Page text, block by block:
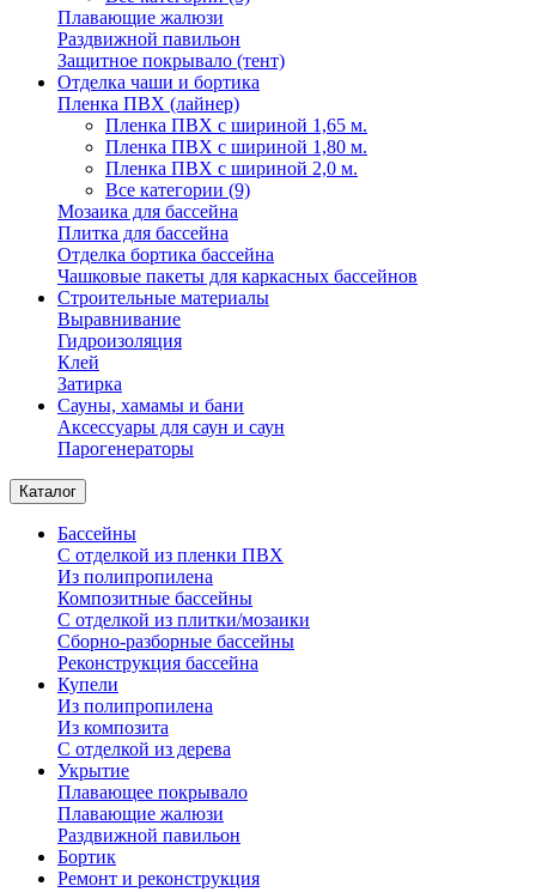
Плавающие жалюзи
Раздвижной павильон
Защитное покрывало (тент)
Отделка чаши и бортика
Пленка ПВХ (лайнер)
Пленка ПВХ с шириной 1,65 м.
Пленка ПВХ с шириной 1,80 м.
Пленка ПВХ с шириной 2,0 м.
Все категории (9)
Мозаика для бассейна
Плитка для бассейна
Отделка бортика бассейна
Чашковые пакеты для каркасных бассейнов
Строительные материалы
Выравнивание
Гидроизоляция
Клей
Затирка
Сауны, хамамы и бани
Аксессуары для саун и саун
Парогенераторы
Каталог
Бассейны
С отделкой из пленки ПВХ
Из полипропилена
Композитные бассейны
С отделкой из плитки/мозаики
Сборно-разборные бассейны
Реконструкция бассейна
Купели
Из полипропилена
Из композита
С отделкой из дерева
Укрытие
Плавающее покрывало
Плавающие жалюзи
Раздвижной павильон
Бортик
Ремонт и реконструкция